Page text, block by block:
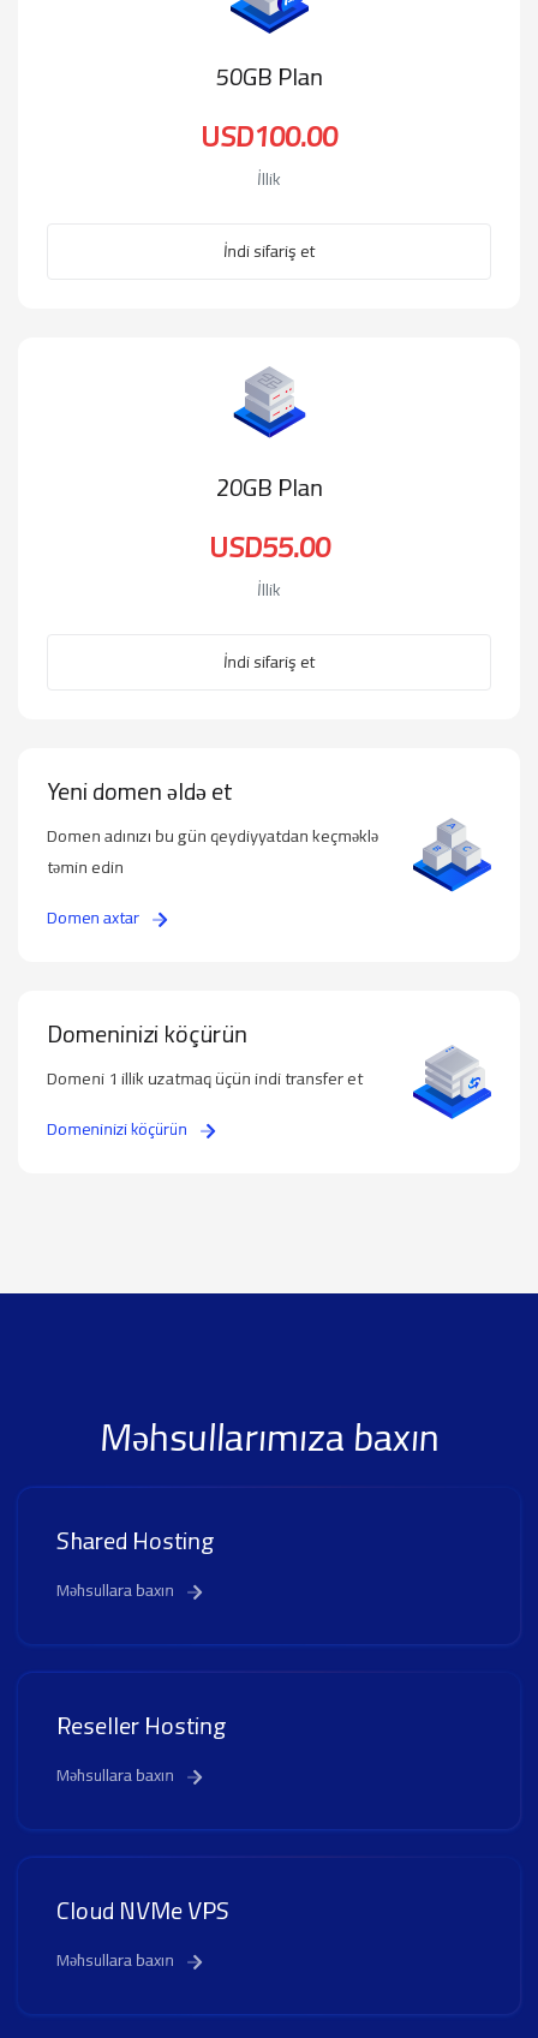
50GB Plan
USD100.00
İllik
İndi sifariş et
20GB Plan
USD55.00
İllik
İndi sifariş et
Yeni domen əldə et
Domen adınızı bu gün qeydiyyatdan keçməklə
təmin edin
Domen axtar
Domeninizi köçürün
Domeni 1 illik uzatmaq üçün indi transfer et
Domeninizi köçürün
Məhsullarımıza baxın
Shared Hosting
Məhsullara baxın
Reseller Hosting
Məhsullara baxın
Cloud NVMe VPS
Məhsullara baxın